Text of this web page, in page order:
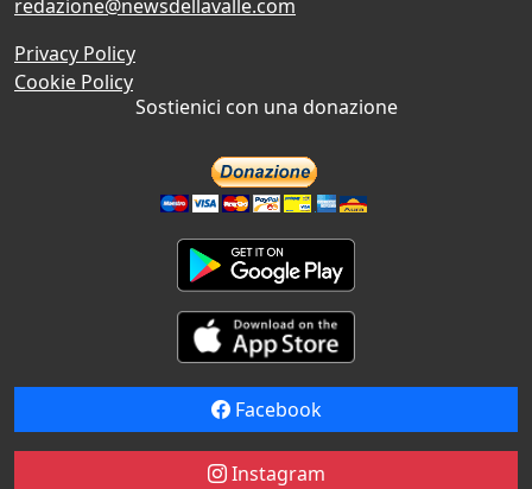
redazione@newsdellavalle.com
Privacy Policy
Cookie Policy
Sostienici con una donazione
Facebook
Instagram